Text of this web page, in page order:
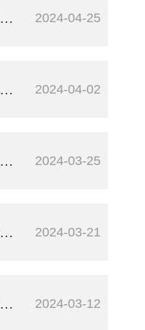
2024-04-25
2024-04-02
2024-03-25
2024-03-21
2024-03-12